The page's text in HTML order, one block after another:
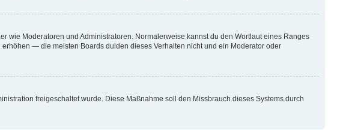
wie Moderatoren und Administratoren. Normalerweise kannst du den Wortlaut eines Ranges
— die meisten Boards dulden dieses Verhalten nicht und ein Moderator oder
freigeschaltet wurde. Diese Maßnahme soll den Missbrauch dieses Systems durch